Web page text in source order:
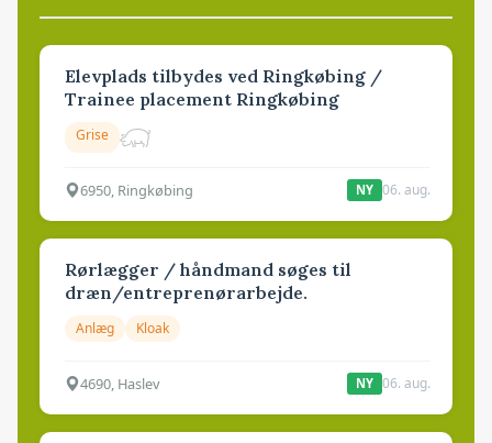
Elevplads tilbydes ved Ringkøbing /
Trainee placement Ringkøbing
Grise
6950, Ringkøbing NY 06. aug.
Rørlægger / håndmand søges til
dræn/entreprenørarbejde.
Anlæg Kloak
4690, Haslev NY 06. aug.